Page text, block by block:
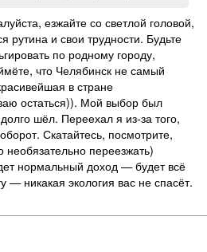
езжайте со светлой головой,
рутина и свои трудности. Будьте
по родному городу,
что Челябинск не самый
в стране
остаться)). Мой выбор был
шёл. Переехал я из-за того,
Скатайтесь, посмотрите,
необязательно переезжать)
нормальный доход — будет всё
— никакая экология вас не спасёт.